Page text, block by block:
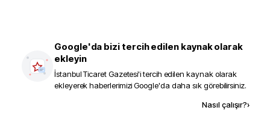
Google'da bizi tercih edilen kaynak olarak
ekleyin
İstanbul Ticaret Gazetesi'i tercih edilen kaynak olarak
ekleyerek haberlerimizi Google'da daha sık görebilirsiniz.
Nasıl çalışır?›